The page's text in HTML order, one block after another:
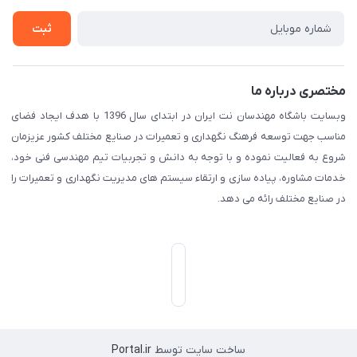
ثبت
مختصری درباره ما
وبسایت باشگاه مهندسان نت ایران در ابتدای سال 1396 با هدف ایجاد فضای
مناسب جهت توسعه فرهنگ نگهداری و تعمیرات در صنایع مختلف کشور عزیزمان
شروع به فعالیت نموده و با توجه به دانش و تجربیات تیم مهندسی فنی خود،
خدمات مشاوره، پیاده سازی و ارتقاء سیستم های مدیریت نگهداری و تعمیرات را
در صنایع مختلف رائه می دهد.
ساخت سایت توسط Portal.ir